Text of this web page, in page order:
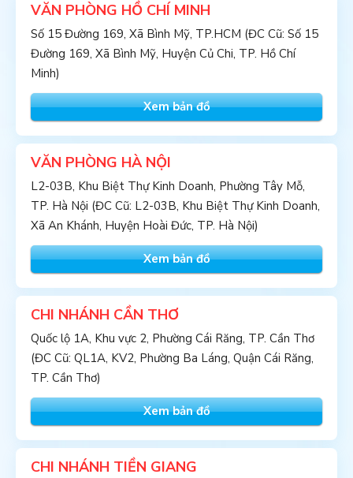
VĂN PHÒNG HỒ CHÍ MINH
Số 15 Đường 169, Xã Bình Mỹ, TP.HCM (ĐC Cũ: Số 15
Đường 169, Xã Bình Mỹ, Huyện Củ Chi, TP. Hồ Chí
Minh)
Xem bản đồ
VĂN PHÒNG HÀ NỘI
L2-03B, Khu Biệt Thự Kinh Doanh, Phường Tây Mỗ,
TP. Hà Nội (ĐC Cũ: L2-03B, Khu Biệt Thự Kinh Doanh,
Xã An Khánh, Huyện Hoài Đức, TP. Hà Nội)
Xem bản đồ
CHI NHÁNH CẦN THƠ
Quốc lộ 1A, Khu vực 2, Phường Cái Răng, TP. Cần Thơ
(ĐC Cũ: QL1A, KV2, Phường Ba Láng, Quận Cái Răng,
TP. Cần Thơ)
Xem bản đồ
CHI NHÁNH TIỀN GIANG